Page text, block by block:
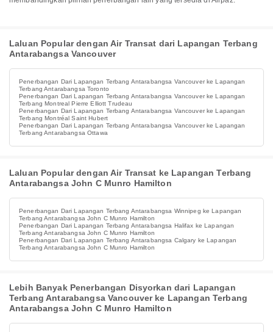
Laluan Popular dengan Air Transat dari Lapangan Terbang
Antarabangsa Vancouver
Penerbangan Dari Lapangan Terbang Antarabangsa Vancouver ke Lapangan
Terbang Antarabangsa Toronto
Penerbangan Dari Lapangan Terbang Antarabangsa Vancouver ke Lapangan
Terbang Montreal Pierre Elliott Trudeau
Penerbangan Dari Lapangan Terbang Antarabangsa Vancouver ke Lapangan
Terbang Montréal Saint Hubert
Penerbangan Dari Lapangan Terbang Antarabangsa Vancouver ke Lapangan
Terbang Antarabangsa Ottawa
Laluan Popular dengan Air Transat ke Lapangan Terbang
Antarabangsa John C Munro Hamilton
Penerbangan Dari Lapangan Terbang Antarabangsa Winnipeg ke Lapangan
Terbang Antarabangsa John C Munro Hamilton
Penerbangan Dari Lapangan Terbang Antarabangsa Halifax ke Lapangan
Terbang Antarabangsa John C Munro Hamilton
Penerbangan Dari Lapangan Terbang Antarabangsa Calgary ke Lapangan
Terbang Antarabangsa John C Munro Hamilton
Lebih Banyak Penerbangan Disyorkan dari Lapangan
Terbang Antarabangsa Vancouver ke Lapangan Terbang
Antarabangsa John C Munro Hamilton